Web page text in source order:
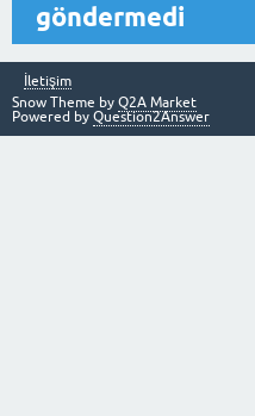
göndermedi
İletişim
Snow Theme by Q2A Market
Powered by Question2Answer